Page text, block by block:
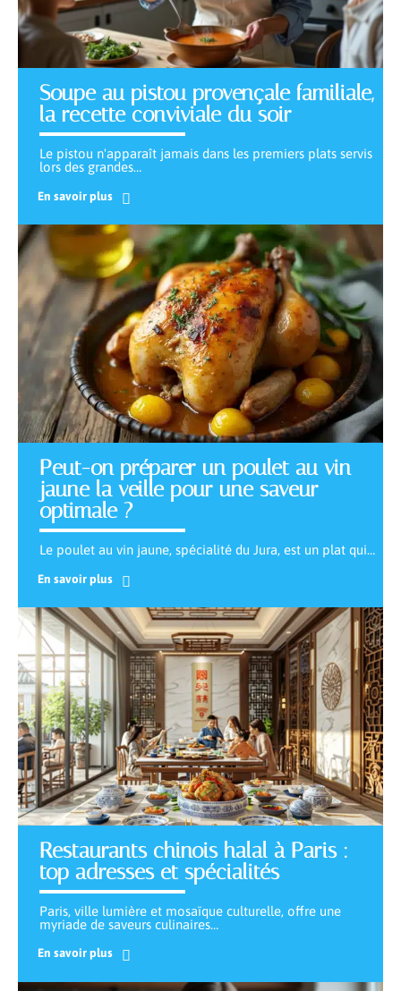
Soupe au pistou provençale familiale,
la recette conviviale du soir
Le pistou n'apparaît jamais dans les premiers plats servis
lors des grandes…
En savoir plus
Peut-on préparer un poulet au vin
jaune la veille pour une saveur
optimale ?
Le poulet au vin jaune, spécialité du Jura, est un plat qui…
En savoir plus
Restaurants chinois halal à Paris :
top adresses et spécialités
Paris, ville lumière et mosaïque culturelle, offre une
myriade de saveurs culinaires…
En savoir plus